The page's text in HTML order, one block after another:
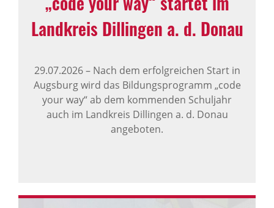
Land­kreis Dillingen a. d. Donau
29.07.2026–Nach dem erfolgreichen Start in
Augsburg wird das Bildungsprogramm „code
your way“ ab dem kommenden Schuljahr
auch im Landkreis Dillingen a. d. Donau
angeboten.